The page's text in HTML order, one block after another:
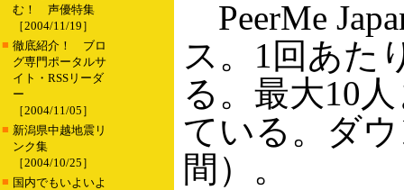
む！ 声優特集
［2004/11/19］
■ 徹底紹介！ ブロ
グ専門ポータルサ
イト・RSSリーダ
ー
［2004/11/05］
■ 新潟県中越地震リ
ンク集
［2004/10/25］
■ 国内でもいよいよ
PeerMe
ス。1回あた
る。最大10
ている。ダ
間）。